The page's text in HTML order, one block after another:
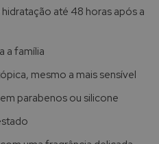
até 48 horas após a
a família
mesmo a mais sensível
parabenos ou silicone